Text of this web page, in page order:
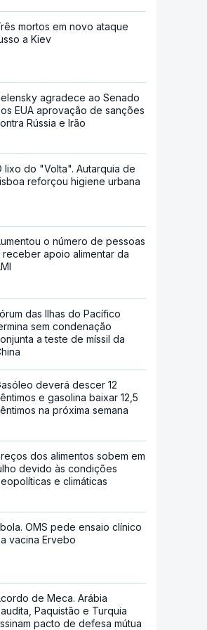
mortos em novo ataque
a Kiev
agradece ao Senado
EUA aprovação de sanções
Rússia e Irão
lixo do "Volta". Autarquia de
reforçou higiene urbana
o número de pessoas
receber apoio alimentar da
das Ilhas do Pacífico
sem condenação
a teste de míssil da
deverá descer 12
e gasolina baixar 12,5
na próxima semana
dos alimentos sobem em
devido às condições
e climáticas
OMS pede ensaio clínico
vacina Ervebo
de Meca. Arábia
Paquistão e Turquia
pacto de defesa mútua